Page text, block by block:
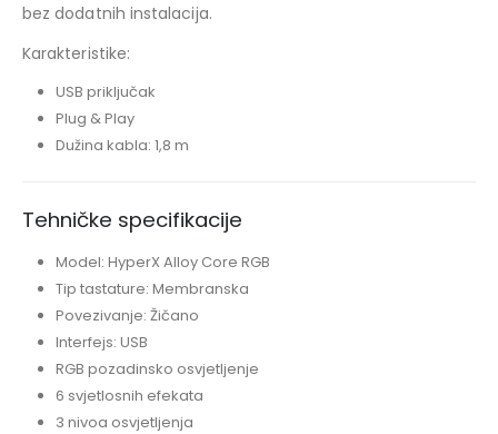
bez dodatnih instalacija.
Karakteristike:
USB priključak
Plug & Play
Dužina kabla: 1,8 m
Tehničke specifikacije
Model: HyperX Alloy Core RGB
Tip tastature: Membranska
Povezivanje: Žičano
Interfejs: USB
RGB pozadinsko osvjetljenje
6 svjetlosnih efekata
3 nivoa osvjetljenja